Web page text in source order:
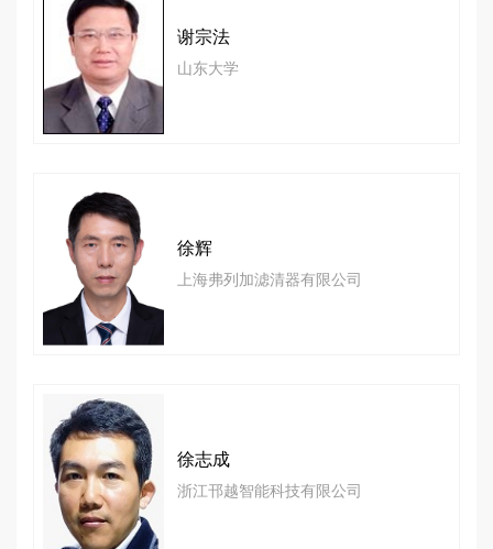
谢宗法
山东大学
徐辉
上海弗列加滤清器有限公司
徐志成
浙江邗越智能科技有限公司